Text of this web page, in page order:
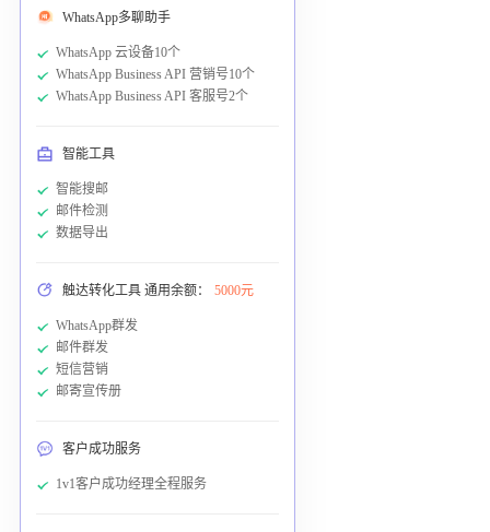
WhatsApp多聊助手
WhatsApp 云设备10个
WhatsApp Business API 营销号10个
WhatsApp Business API 客服号2个
智能工具
智能搜邮
邮件检测
数据导出
触达转化工具 通用余额： 5000元
WhatsApp群发
邮件群发
短信营销
邮寄宣传册
客户成功服务
1v1客户成功经理全程服务